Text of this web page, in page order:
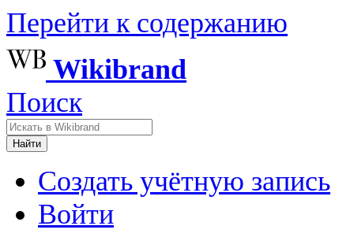
Перейти к содержанию
Wikibrand
Поиск
Найти
Создать учётную запись
Войти